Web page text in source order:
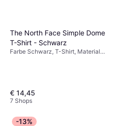
The North Face Simple Dome
T-Shirt - Schwarz
Farbe Schwarz, T-Shirt, Material
€ 14,45
7 Shops
-13%